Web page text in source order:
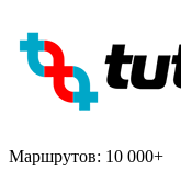
Маршрутов: 10 000+